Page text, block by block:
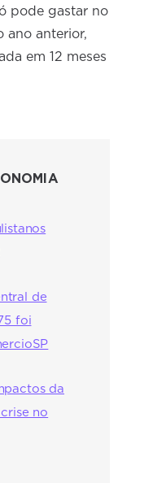
pode gastar no
ano anterior,
em 12 meses
de
foi
da
no